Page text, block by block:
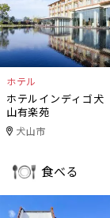
ホテル
ホテルインディゴ犬
山有楽苑
犬山市
食べる